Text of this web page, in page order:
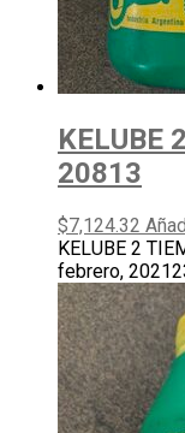
KELUBE
20813
$7,124.32
KELUBE 2
febrero, 2021